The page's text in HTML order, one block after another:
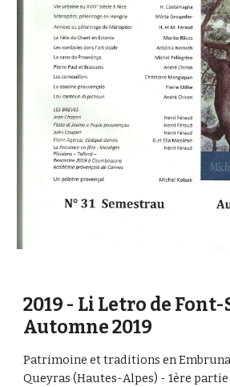
2019 - Li Letro de
Automne 2019
Patrimoine et traditions en
Queyras (Hautes-Alpes) - 1ère partie